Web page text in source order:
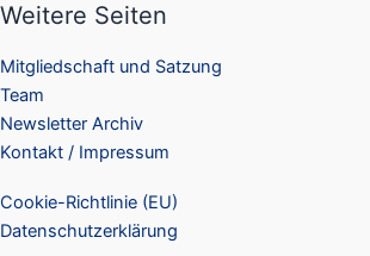
Weitere Seiten
Mitgliedschaft und Satzung
Team
Newsletter Archiv
Kontakt / Impressum
Cookie-Richtlinie (EU)
Datenschutzerklärung